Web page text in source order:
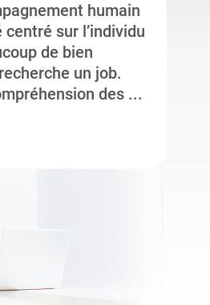
humain
sur l’individu
de bien
un job.
des ...